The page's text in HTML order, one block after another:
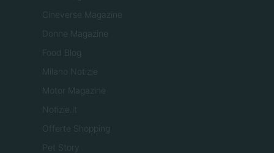
Cineverse Magazine
Donne Magazine
Food Blog
Milano Notizie
Motor Magazine
Notizie.it
Offerte Shopping
Pet Story